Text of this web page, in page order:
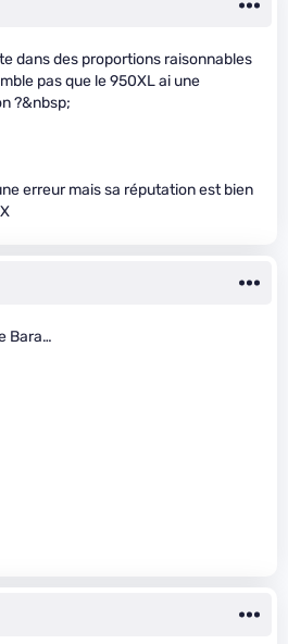
dans des proportions raisonnables
pas que le 950XL ai une
?&nbsp;
erreur mais sa réputation est bien
Bara…